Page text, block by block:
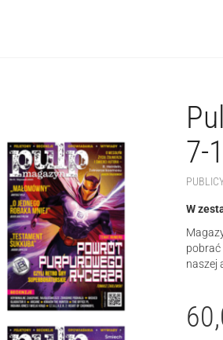
7-
W
pobrać
naszej